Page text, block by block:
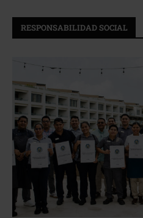
RESPONSABILIDAD SOCIAL